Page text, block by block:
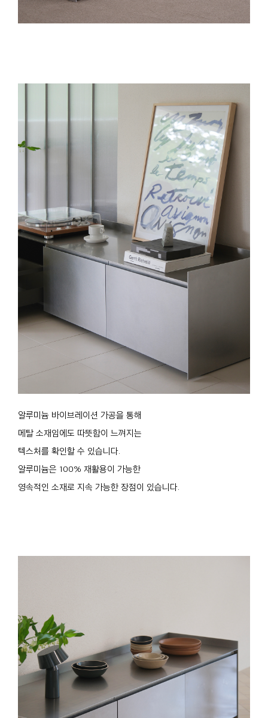
알루미늄 바이브레이션 가공을 통해
메탈 소재임에도 따뜻함이 느껴지는
텍스처를 확인할 수 있습니다.
알루미늄은 100% 재활용이 가능한
영속적인 소재로 지속 가능한 장점이 있습니다.